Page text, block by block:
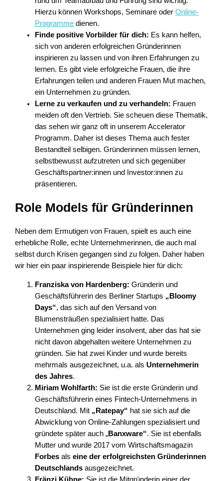
Hierzu können Workshops, Seminare oderOnline-
Programme dienen.
Finde positive Vorbilder für dich: Es kann helfen,
sich von anderen erfolgreichen Gründerinnen
inspirieren zu lassen und von ihren Erfahrungen zu
lernen. Es gibt viele erfolgreiche Frauen, die ihre
Erfahrungen teilen und anderen Frauen Mut machen,
ein Unternehmen zu gründen.
Lerne zu verkaufen und zu verhandeln: Frauen
meiden oft den Vertrieb. Sie scheuen diese Thematik,
das sehen wir ganz oft in unserem Accelerator
Programm. Daher ist dieses Thema auch fester
Bestandteil selbigen. Gründerinnen müssen lernen,
selbstbewusst aufzutreten und sich gegenüber
Geschäftspartner:innen und Investor:innen zu
präsentieren.
Role Models für Gründerinnen
Neben dem Ermutigen von Frauen, spielt es auch eine
erhebliche Rolle, echte Unternehmerinnen, die auch mal
selbst durch Krisen gegangen sind zu folgen. Daher haben
wir hier ein paar inspirierende Beispiele hier für dich:
Franziska von Hardenberg: Gründerin und
Geschäftsführerin des Berliner Startups „Bloomy
Days“, das sich auf den Versand von
Blumensträußen spezialisiert hatte. Das
Unternehmen ging leider insolvent, aber das hat sie
nicht davon abgehalten weitere Unternehmen zu
gründen. Sie hat zwei Kinder und wurde bereits
mehrmals ausgezeichnet, u.a. alsUnternehmerin
des Jahres.
Miriam Wohlfarth: Sie ist die erste Gründerin und
Geschäftsführerin eines Fintech-Unternehmens in
Deutschland. Mit „Ratepay“ hat sie sich auf die
Abwicklung von Online-Zahlungen spezialisiert und
gründete später auch „Banxware“. Sie ist ebenfalls
Mutter und wurde 2017 vom Wirtschaftsmagazin
Forbes alseine der erfolgreichsten Gründerinnen
Deutschlands ausgezeichnet.
Fränzi Kühne: Sie ist die Mitgründerin einer der